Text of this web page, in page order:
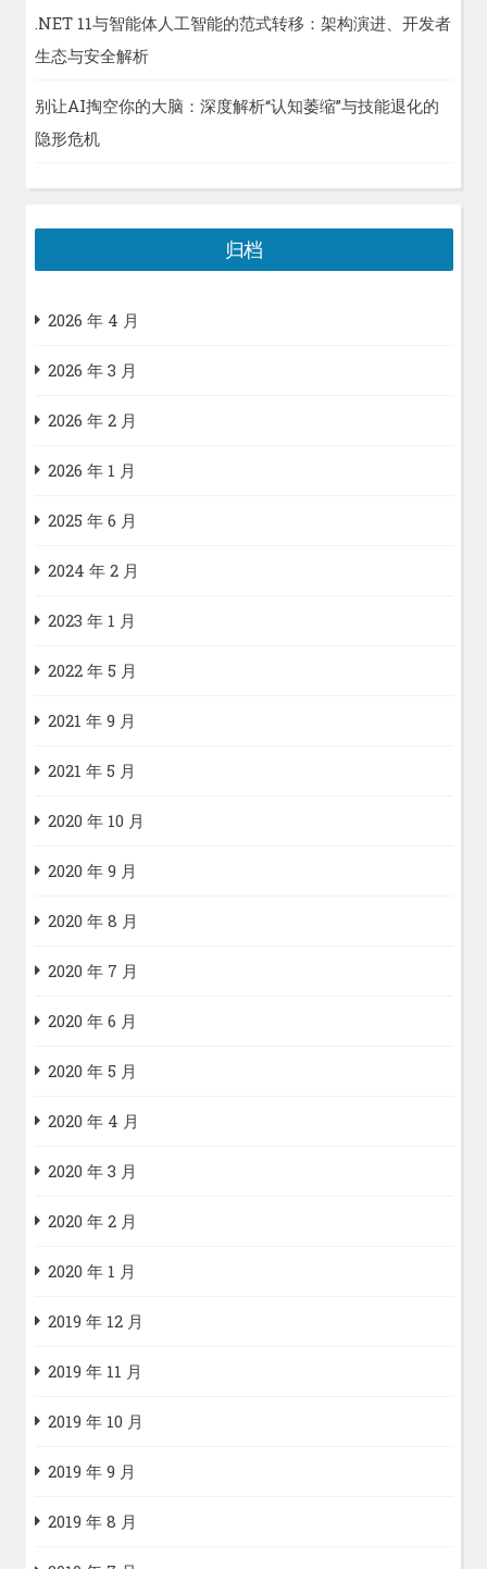
.NET 11与智能体人工智能的范式转移：架构演进、开发者
生态与安全解析
别让AI掏空你的大脑：深度解析“认知萎缩”与技能退化的
隐形危机
归档
2026 年 4 月
2026 年 3 月
2026 年 2 月
2026 年 1 月
2025 年 6 月
2024 年 2 月
2023 年 1 月
2022 年 5 月
2021 年 9 月
2021 年 5 月
2020 年 10 月
2020 年 9 月
2020 年 8 月
2020 年 7 月
2020 年 6 月
2020 年 5 月
2020 年 4 月
2020 年 3 月
2020 年 2 月
2020 年 1 月
2019 年 12 月
2019 年 11 月
2019 年 10 月
2019 年 9 月
2019 年 8 月